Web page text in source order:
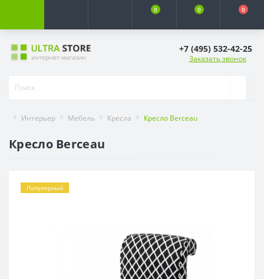
0 0 0
+7 (495) 532-42-25
Заказать звонок
Интерьер Мебель Кресла Кресло Berceau
Кресло Berceau
Популярный